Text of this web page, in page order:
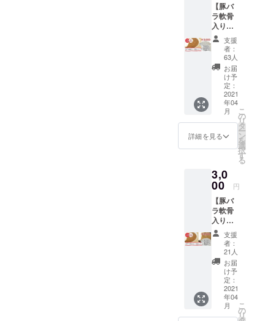
【豚バ
ラ軟骨
入りカ
レー】8
食入り
のリ
ターン
です。4
つの辛
さ（甘
口・中
辛・辛
口・激
辛）か
ら選べ
ます。
す！
支援
者：
63人
お届
け予
定：
2021
年04
月
詳細を見る
こ
の
リ
タ
ー
ン
を
選
択
す
る
3,0
00 円
【豚バ
ラ軟骨
入りカ
レー】
もしく
は【鶏
そぼろ
レー】
のどち
らかを
選んで
頂きま
支援
者：
21人
お届
け予
定：
2021
年04
月
こ
の
リ